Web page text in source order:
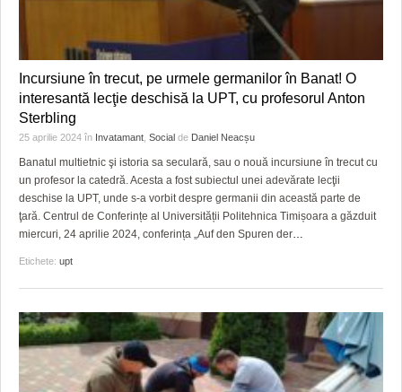
Incursiune în trecut, pe urmele germanilor în Banat! O
interesantă lecţie deschisă la UPT, cu profesorul Anton
Sterbling
25 aprilie 2024 în Invatamant Social de Daniel Neacșu
Banatul multietnic şi istoria sa seculară, sau o nouă incursiune în trecut cu
un profesor la catedră. Acesta a fost subiectul unei adevărate lecţii
deschise la UPT, unde s-a vorbit despre germanii din această parte de
ţară. Centrul de Conferințe al Universității Politehnica Timișoara a găzduit
miercuri, 24 aprilie 2024, conferința „Auf den Spuren der…
Etichete: upt